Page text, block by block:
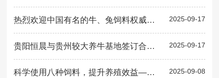
热烈欢迎中国有名的牛、兔饲料权威人士莅临公司指导工作 2025-09-17
贵阳恒晨与贵州较大养牛基地签订合作协议书 2025-09-17
科学使用八种饲料，提升养殖效益——贵阳恒晨饲料专业建议 2025-09-08